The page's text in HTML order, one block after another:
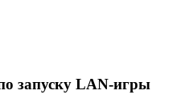
запуску LAN-игры